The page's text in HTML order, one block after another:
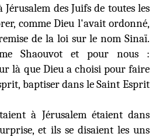
des Juifs de toutes les
comme Dieu l'avait ordonné,
de la loi sur le nom Sinaï.
Shaouvot et pour nous :
là que Dieu a choisi pour faire
baptiser dans le Saint Esprit
à Jérusalem étaient dans
et ils se disaient les uns